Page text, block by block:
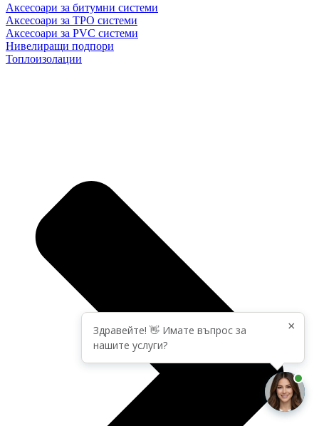
Аксесоари за битумни системи
Аксесоари за TPO системи
Аксесоари за PVC системи
Нивелиращи подпори
Топлоизолации
Здравейте! 👋 Имате въпрос за
нашите услуги?
×